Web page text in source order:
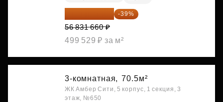
34 667 313 ₽ -39%
56 831 660 ₽
499 529 ₽ за м²
3-комнатная, 70.5м²
ЖК Амбер Сити, 5 корпус, 1 секция, 3
этаж, №650